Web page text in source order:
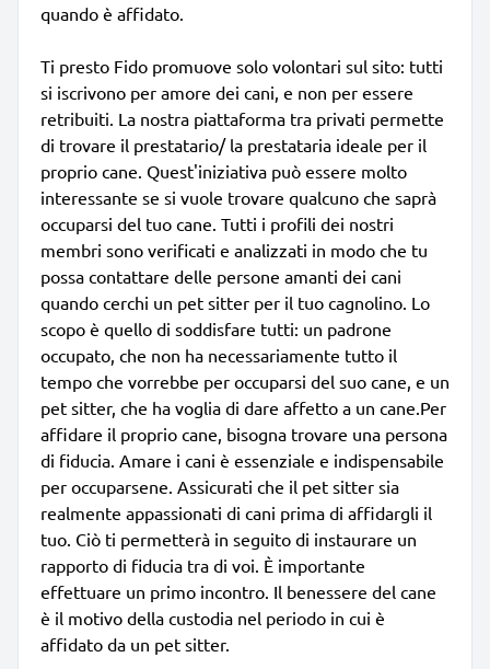
quando è affidato.
Ti presto Fido promuove solo volontari sul sito: tutti
si iscrivono per amore dei cani, e non per essere
retribuiti. La nostra piattaforma tra privati permette
di trovare il prestatario/ la prestataria ideale per il
proprio cane. Quest'iniziativa può essere molto
interessante se si vuole trovare qualcuno che saprà
occuparsi del tuo cane. Tutti i profili dei nostri
membri sono verificati e analizzati in modo che tu
possa contattare delle persone amanti dei cani
quando cerchi un pet sitter per il tuo cagnolino. Lo
scopo è quello di soddisfare tutti: un padrone
occupato, che non ha necessariamente tutto il
tempo che vorrebbe per occuparsi del suo cane, e un
pet sitter, che ha voglia di dare affetto a un cane.Per
affidare il proprio cane, bisogna trovare una persona
di fiducia. Amare i cani è essenziale e indispensabile
per occuparsene. Assicurati che il pet sitter sia
realmente appassionati di cani prima di affidargli il
tuo. Ciò ti permetterà in seguito di instaurare un
rapporto di fiducia tra di voi. È importante
effettuare un primo incontro. Il benessere del cane
è il motivo della custodia nel periodo in cui è
affidato da un pet sitter.